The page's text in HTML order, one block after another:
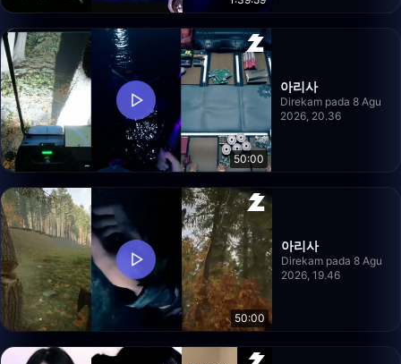
50:00
아리사
Direkam pada 8 Agu
2026, 20.36
50:00
아리사
Direkam pada 8 Agu
2026, 19.46